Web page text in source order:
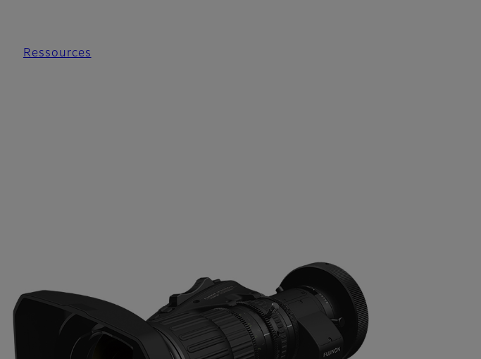
Ressources